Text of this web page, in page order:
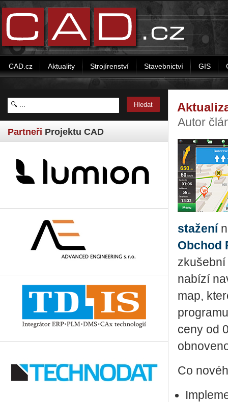
CAD.cz Aktuality Strojírenství Stavebnictví GIS
Partneři Projektu CAD
Autor
stažení
Obchod
nabízí
map,
ceny od
Co